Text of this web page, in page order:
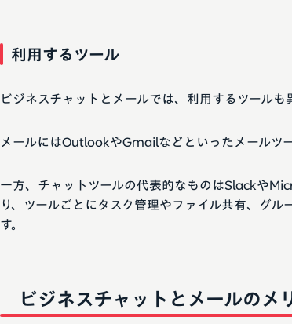
利用するツール
ビジネスチャットとメールでは、利用するツールも
メールにはOutlookやGmailなどといったメールツ
一方、チャットツールの代表的なものはSlackや
り、ツールごとにタスク管理やファイル共有、グ
す。
ビジネスチャットとメールのメ